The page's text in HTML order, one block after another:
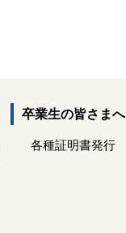
卒業生の皆さまへ
各種証明書発行